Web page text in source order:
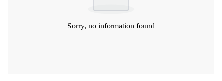
Sorry, no information found